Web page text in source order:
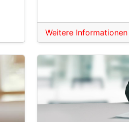
Weitere Informationen